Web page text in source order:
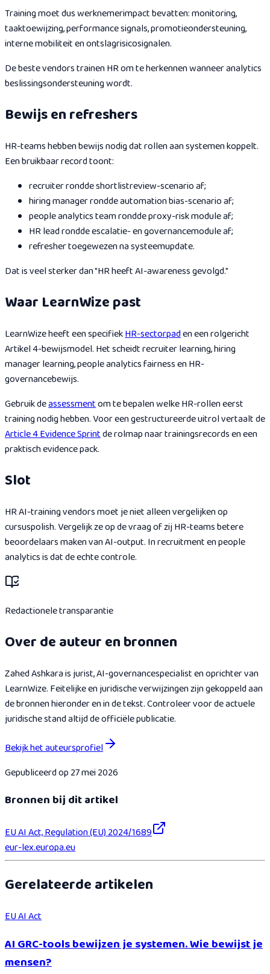
Training moet dus werknemerimpact bevatten: monitoring,
taaktoewijzing, performance signals, promotieondersteuning,
interne mobiliteit en ontslagrisicosignalen.
De beste vendors trainen HR om te herkennen wanneer analytics
beslissingsondersteuning wordt.
Bewijs en refreshers
HR-teams hebben bewijs nodig dat rollen aan systemen koppelt.
Een bruikbaar record toont:
recruiter rondde shortlistreview-scenario af;
hiring manager rondde automation bias-scenario af;
people analytics team rondde proxy-risk module af;
HR lead rondde escalatie- en governancemodule af;
refresher toegewezen na systeemupdate.
Dat is veel sterker dan "HR heeft AI-awareness gevolgd."
Waar LearnWize past
LearnWize heeft een specifiekHR-sectorpaden een rolgericht
Artikel 4-bewijsmodel. Het scheidt recruiter learning, hiring
manager learning, people analytics fairness en HR-
governancebewijs.
Gebruik deassessmentom te bepalen welke HR-rollen eerst
training nodig hebben. Voor een gestructureerde uitrol vertaalt de
Article 4 Evidence Sprintde rolmap naar trainingsrecords en een
praktisch evidence pack.
Slot
HR AI-training vendors moet je niet alleen vergelijken op
cursuspolish. Vergelijk ze op de vraag of zij HR-teams betere
beoordelaars maken van AI-output. In recruitment en people
analytics is dat de echte controle.
Redactionele transparantie
Over de auteur en bronnen
Zahed Ashkara is jurist, AI-governancespecialist en oprichter van
LearnWize. Feitelijke en juridische verwijzingen zijn gekoppeld aan
de bronnen hieronder en in de tekst. Controleer voor de actuele
juridische stand altijd de officiële publicatie.
Bekijk het auteursprofiel
Gepubliceerd op 27 mei 2026
Bronnen bij dit artikel
EU AI Act, Regulation (EU) 2024/1689
eur-lex.europa.eu
Gerelateerde artikelen
EU AI Act
AI GRC-tools bewijzen je systemen. Wie bewijst je
mensen?